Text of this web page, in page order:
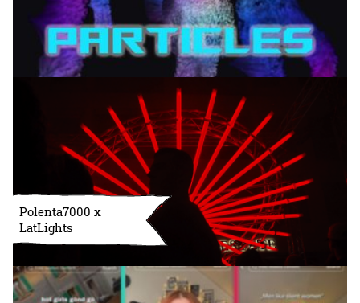
Polenta7000 x
LatLights